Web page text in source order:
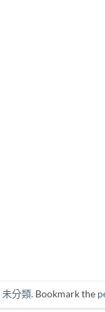
未分類. Bookmark the